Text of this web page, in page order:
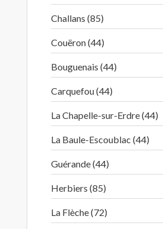
Challans (85)
Couëron (44)
Bouguenais (44)
Carquefou (44)
La Chapelle-sur-Erdre (44)
La Baule-Escoublac (44)
Guérande (44)
Herbiers (85)
La Flèche (72)